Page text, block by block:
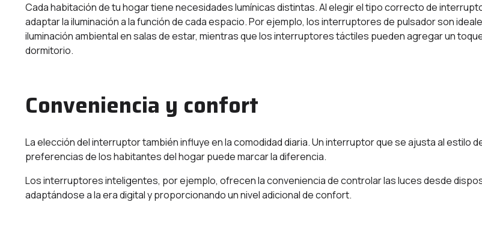
Cada habitación de tu hogar tiene necesidades lumínicas distintas. Al elegir el tipo correcto de
adaptar la iluminación a la función de cada espacio. Por ejemplo, los interruptores de pulsador son
iluminación ambiental en salas de estar, mientras que los interruptores táctiles pueden agregar un
dormitorio.
Conveniencia y confort
La elección del interruptor también influye en la comodidad diaria. Un interruptor que se ajusta al estilo
preferencias de los habitantes del hogar puede marcar la diferencia.
Los interruptores inteligentes, por ejemplo, ofrecen la conveniencia de controlar las luces desde
adaptándose a la era digital y proporcionando un nivel adicional de confort.